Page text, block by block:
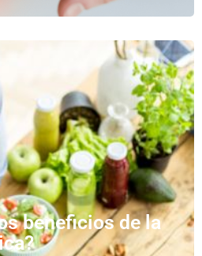
beneficios de la